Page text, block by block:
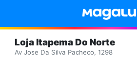
Loja Itapema Do Norte
Av Jose Da Silva Pacheco, 1298